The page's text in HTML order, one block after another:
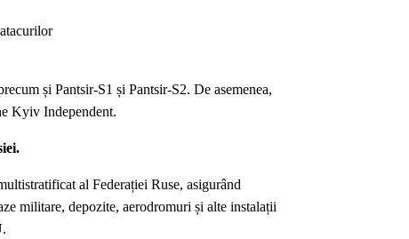
și Pantsir-S1 și Pantsir-S2. De asemenea,
Kyiv Independent.
al Federației Ruse, asigurând
militare, depozite, aerodromuri și alte instalații